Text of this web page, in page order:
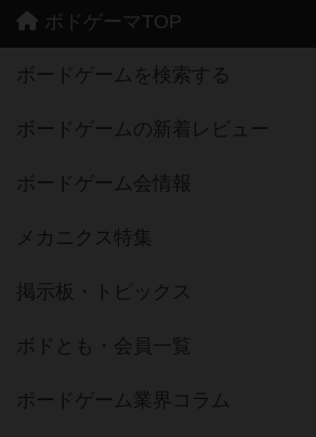
ボドゲーマTOP
ボードゲームを検索する
ボードゲームの新着レビュー
ボードゲーム会情報
メカニクス特集
掲示板・トピックス
ボドとも・会員一覧
ボードゲーム業界コラム